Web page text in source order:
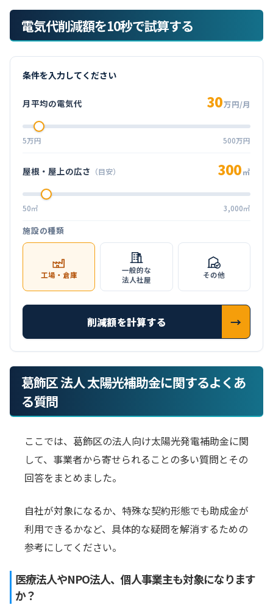
電気代削減額を10秒で試算する
条件を入力してください
月平均の電気代
5万円 500万円
30万円/月
屋根・屋上の広さ （目安）
50㎡ 3,000㎡
300㎡
施設の種類
工場・倉庫
一般的な
法人社屋
その他
削減額を計算する
葛飾区 法人 太陽光補助金に関するよくあ
る質問
ここでは、葛飾区の法人向け太陽光発電補助金に関
して、事業者から寄せられることの多い質問とその
回答をまとめました。
自社が対象になるか、特殊な契約形態でも助成金が
利用できるかなど、具体的な疑問を解消するための
参考にしてください。
医療法人やNPO法人、個人事業主も対象になります
か？